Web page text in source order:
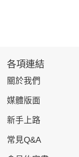
各項連結
關於我們
媒體版面
新手上路
常見Q&A